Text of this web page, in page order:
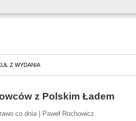
Z WYDANIA
z Polskim Ładem
co dnia | Paweł Rochowicz